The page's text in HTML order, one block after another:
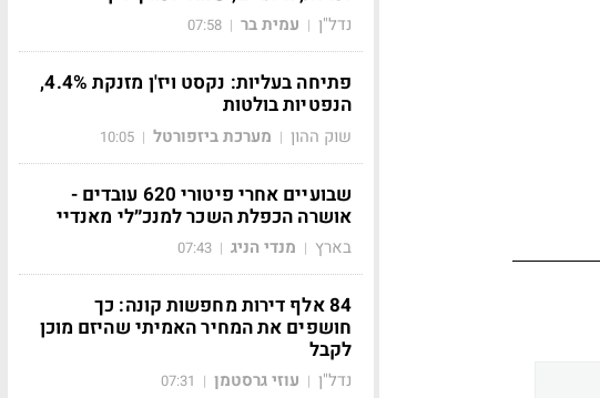
נדל"ן | עמית בר |
07:58
פתיחה בעליות: נקסט ויז'ן מזנקת 4.4%,
הנפטיות בולטות
שוק ההון | מערכת ביזפורטל |
10:05
שבועיים אחרי פיטורי 620 עובדים -
אושרה הכפלת השכר למנכ״לי מאנדיי
בארץ | מנדי הניג |
07:43
84 אלף דירות מחפשות קונה: כך
חושפים את המחיר האמיתי שהיזם מוכן
לקבל
נדל"ן | עוזי גרסטמן |
07:31